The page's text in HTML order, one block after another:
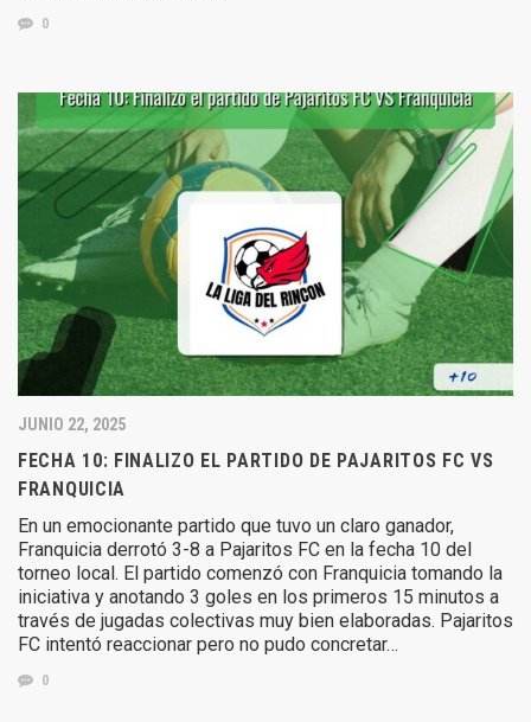
0
JUNIO 22, 2025
FECHA 10: FINALIZO EL PARTIDO DE PAJARITOS FC VS
FRANQUICIA
En un emocionante partido que tuvo un claro ganador,
Franquicia derrotó 3-8 a Pajaritos FC en la fecha 10 del
torneo local. El partido comenzó con Franquicia tomando la
iniciativa y anotando 3 goles en los primeros 15 minutos a
través de jugadas colectivas muy bien elaboradas. Pajaritos
FC intentó reaccionar pero no pudo concretar…
0